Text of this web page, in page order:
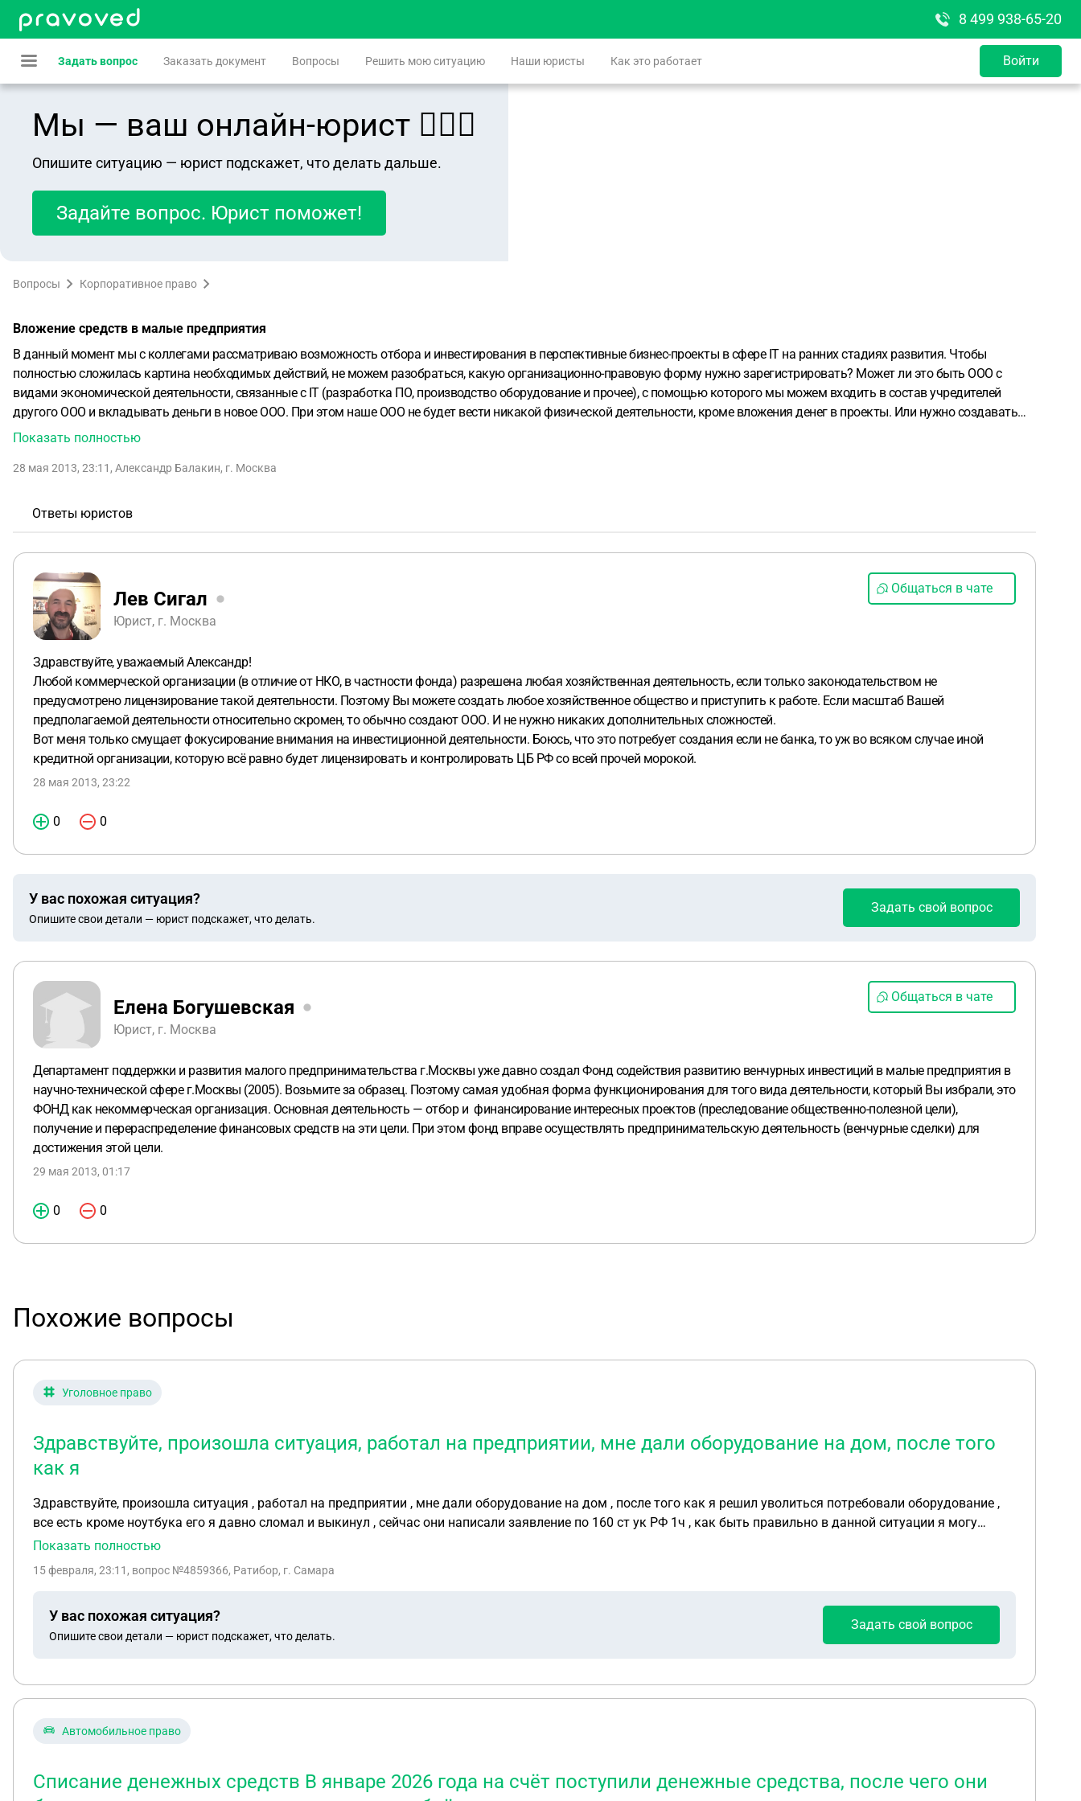
8 499 938-65-20
Задать вопрос Заказать документ Вопросы Решить мою ситуацию Наши юристы Как это работает Войти
Мы — ваш онлайн-юрист 👨🏻‍⚖️
Опишите ситуацию — юрист подскажет, что делать дальше.
Задайте вопрос. Юрист поможет!
Вопросы Корпоративное право
Вложение средств в малые предприятия
В данный момент мы с коллегами рассматриваю возможность отбора и инвестирования в перспективные бизнес-проекты в сфере IT на ранних стадиях развития. Чтобы
полностью сложилась картина необходимых действий, не можем разобраться, какую организационно-правовую форму нужно зарегистрировать? Может ли это быть ООО с
видами экономической деятельности, связанные с IT (разработка ПО, производство оборудование и прочее), с помощью которого мы можем входить в состав учредителей
другого ООО и вкладывать деньги в новое ООО. При этом наше ООО не будет вести никакой физической деятельности, кроме вложения денег в проекты. Или нужно создавать
Закрытый Паевой Инвестиционный Фонд и действовать как венчурный фонд?
Показать полностью
28 мая 2013, 23:11 , Александр Балакин, г. Москва
Ответы юристов
Лев Сигал
Юрист, г. Москва
Общаться в чате
Здравствуйте, уважаемый Александр!
Любой коммерческой организации (в отличие от НКО, в частности фонда) разрешена любая хозяйственная деятельность, если только законодательством не
предусмотрено лицензирование такой деятельности. Поэтому Вы можете создать любое хозяйственное общество и приступить к работе. Если масштаб Вашей
предполагаемой деятельности относительно скромен, то обычно создают ООО. И не нужно никаких дополнительных сложностей.
Вот меня только смущает фокусирование внимания на инвестиционной деятельности. Боюсь, что это потребует создания если не банка, то уж во всяком случае иной
кредитной организации, которую всё равно будет лицензировать и контролировать ЦБ РФ со всей прочей морокой.
28 мая 2013, 23:22
0 0
У вас похожая ситуация?
Опишите свои детали — юрист подскажет, что делать.
Задать свой вопрос
Елена Богушевская
Юрист, г. Москва
Общаться в чате
Департамент поддержки и развития малого предпринимательства г.Москвы уже давно создал Фонд содействия развитию венчурных инвестиций в малые предприятия в
научно-технической сфере г.Москвы (2005). Возьмите за образец. Поэтому самая удобная форма функционирования для того вида деятельности, который Вы избрали, это
ФОНД как некоммерческая организация. Основная деятельность — отбор и финансирование интересных проектов (преследование общественно-полезной цели),
получение и перераспределение финансовых средств на эти цели. При этом фонд вправе осуществлять предпринимательскую деятельность (венчурные сделки) для
достижения этой цели.
29 мая 2013, 01:17
0 0
Похожие вопросы
Уголовное право
Здравствуйте, произошла ситуация, работал на предприятии, мне дали оборудование на дом, после того
как я
Здравствуйте, произошла ситуация , работал на предприятии , мне дали оборудование на дом , после того как я решил уволиться потребовали оборудование ,
все есть кроме ноутбука его я давно сломал и выкинул , сейчас они написали заявление по 160 ст ук РФ 1ч , как быть правильно в данной ситуации я могу
вернуть все кроме ноутбука?
Показать полностью
15 февраля, 23:11 , вопрос №4859366, Ратибор, г. Самара
У вас похожая ситуация?
Опишите свои детали — юрист подскажет, что делать.
Задать свой вопрос
Автомобильное право
Списание денежных средств В январе 2026 года на счёт поступили денежные средства, после чего они